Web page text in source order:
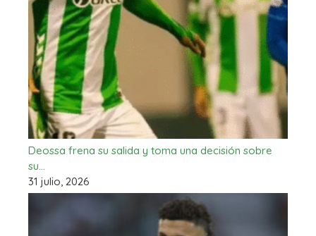
Deossa frena su salida y toma una decisión sobre
su…
31 julio, 2026